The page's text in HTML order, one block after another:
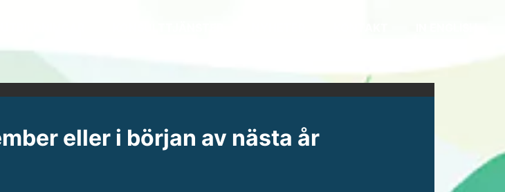
eller i början av nästa år